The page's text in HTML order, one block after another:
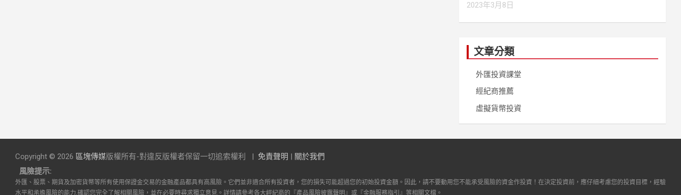
2023年3月8日
文章分類
外匯投資課堂
經紀商推薦
虛擬貨幣投資
Copyright © 2026 區塊傳媒版權所有-對違反版權者保留一切追索權利 免責聲明 | 關於我們
風險提示:
外匯、股票、期貨及加密貨幣等所有使用保證金交易的金融產品都具有高風險。它們並非適合所有投資者，您的損失可能超過您的初始投資金額。因此，請不要動用您不能承受風險的資金作投資！在決定投資前，應仔細考慮您的投資目標，經驗
水平和承擔風險的能力,確認您完全了解相關風險，並在必要時尋求獨立意見。詳情請參考各大經紀商的『產品風險披露聲明』或『金融服務指引』等相關文檔。